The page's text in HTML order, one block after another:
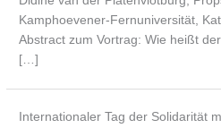
Kamphoevener-Fernuniversität,
Abstract zum Vortrag: Wie heißt
[…]
Internationaler Tag der Solidarität